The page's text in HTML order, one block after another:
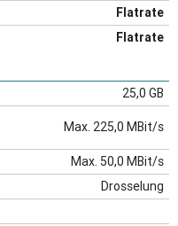
Flatrate
Flatrate
25,0 GB
Max. 225,0 MBit/s
Max. 50,0 MBit/s
Drosselung